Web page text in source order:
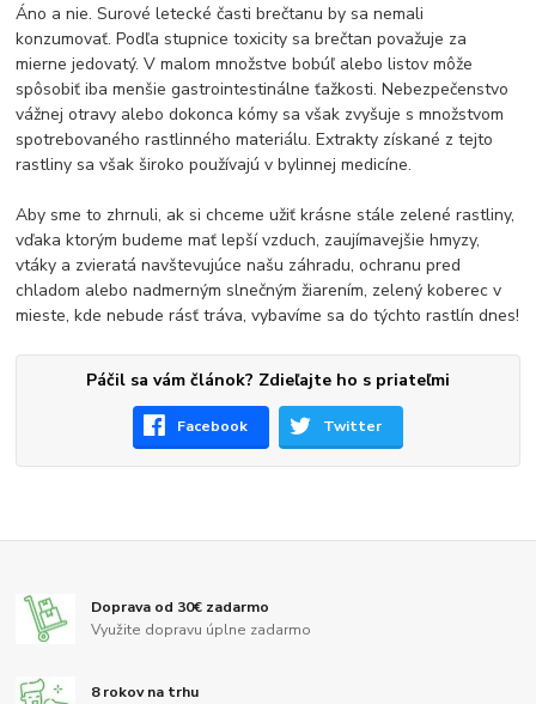
Áno a nie. Surové letecké časti brečtanu by sa nemali
konzumovať. Podľa stupnice toxicity sa brečtan považuje za
mierne jedovatý. V malom množstve bobúľ alebo listov môže
spôsobiť iba menšie gastrointestinálne ťažkosti. Nebezpečenstvo
vážnej otravy alebo dokonca kómy sa však zvyšuje s množstvom
spotrebovaného rastlinného materiálu. Extrakty získané z tejto
rastliny sa však široko používajú v bylinnej medicíne.
Aby sme to zhrnuli, ak si chceme užiť krásne stále zelené rastliny,
vďaka ktorým budeme mať lepší vzduch, zaujímavejšie hmyzy,
vtáky a zvieratá navštevujúce našu záhradu, ochranu pred
chladom alebo nadmerným slnečným žiarením, zelený koberec v
mieste, kde nebude rásť tráva, vybavíme sa do týchto rastlín dnes!
Páčil sa vám článok? Zdieľajte ho s priateľmi
Facebook Twitter
Doprava od 30€ zadarmo
Využite dopravu úplne zadarmo
8 rokov na trhu